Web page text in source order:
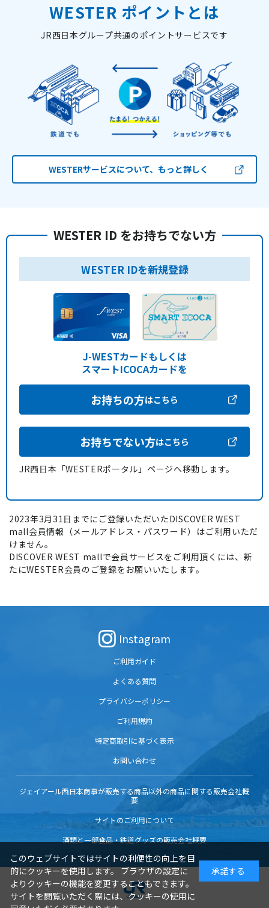
WESTER ポイントとは
JR西日本グループ共通のポイントサービスです
WESTERサービスについて、もっと詳しく
WESTER ID をお持ちでない方
WESTER IDを新規登録
J-WESTカードもしくは
スマートICOCAカードを
お持ちの方はこちら
お持ちでない方はこちら
JR西日本「WESTERポータル」ページへ移動します。
2023年3月31日までにご登録いただいたDISCOVER WEST
mall会員情報（メールアドレス・パスワード）はご利用いただ
けません。
DISCOVER WEST mallで会員サービスをご利用頂くには、新
たにWESTER会員のご登録をお願いいたします。
Instagram
ご利用ガイド
よくある質問
プライバシーポリシー
ご利用規約
特定商取引に基づく表示
お問い合わせ
ジェイアール西日本商事が販売する商品以外の商品に関する販売会社概
要
サイトのご利用について
酒類と一部食品・鉄道グッズの販売会社概要
このウェブサイトではサイトの利便性の向上を目
的にクッキーを使用します。 ブラウザの設定に
よりクッキーの機能を変更することもできます。
サイトを閲覧いただく際には、クッキーの使用に
承諾する